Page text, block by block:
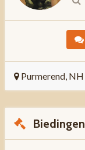
Purmerend, NH
Biedingen